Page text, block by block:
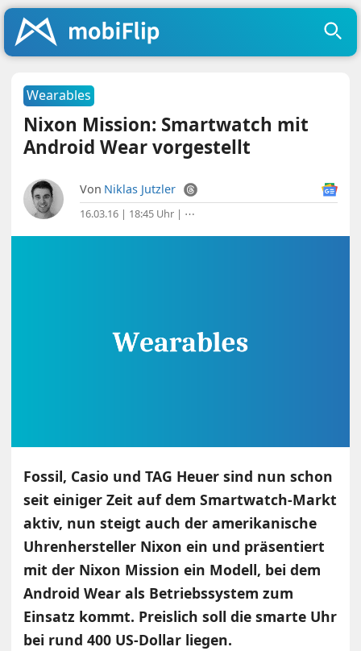
Wearables
Nixon Mission: Smartwatch mit
Android Wear vorgestellt
Von Niklas Jutzler
16.03.16 | 18:45 Uhr | ⋯
Fossil, Casio und TAG Heuer sind nun schon
seit einiger Zeit auf dem Smartwatch-Markt
aktiv, nun steigt auch der amerikanische
Uhrenhersteller Nixon ein und präsentiert
mit der Nixon Mission ein Modell, bei dem
Android Wear als Betriebssystem zum
Einsatz kommt. Preislich soll die smarte Uhr
bei rund 400 US-Dollar liegen.